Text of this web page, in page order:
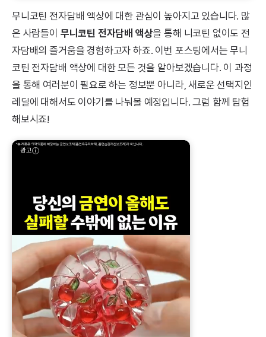
무니코틴 전자담배 액상에 대한 관심이 높아지고 있습니다. 많
은 사람들이 무니코틴 전자담배 액상을 통해 니코틴 없이도 전
자담배의 즐거움을 경험하고자 하죠. 이번 포스팅에서는 무니
코틴 전자담배 액상에 대한 모든 것을 알아보겠습니다. 이 과정
을 통해 여러분이 필요로 하는 정보뿐 아니라, 새로운 선택지인
레딜에 대해서도 이야기를 나눠볼 예정입니다. 그럼 함께 탐험
해보시죠!
광고